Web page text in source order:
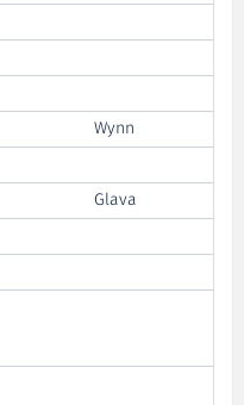
Wynn
Glava